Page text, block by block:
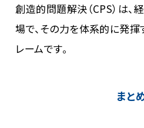
創造的問題解決（CPS）は、
場で、その力を体系的に発
レームです。
まと